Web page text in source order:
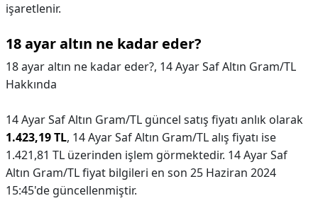
işaretlenir.
18 ayar altın ne kadar eder?
18 ayar altın ne kadar eder?, 14 Ayar Saf Altın Gram/TL
Hakkında
14 Ayar Saf Altın Gram/TL güncel satış fiyatı anlık olarak
1.423,19 TL, 14 Ayar Saf Altın Gram/TL alış fiyatı ise
1.421,81 TL üzerinden işlem görmektedir. 14 Ayar Saf
Altın Gram/TL fiyat bilgileri en son 25 Haziran 2024
15:45'de güncellenmiştir.